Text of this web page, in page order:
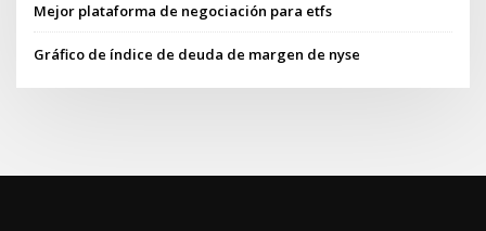
Mejor plataforma de negociación para etfs
Gráfico de índice de deuda de margen de nyse